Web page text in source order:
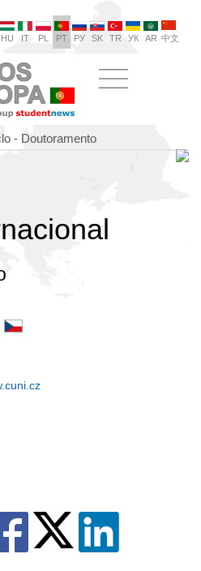
HU IT PL PT РУ SK TR УК AR 中文
- Doutoramento